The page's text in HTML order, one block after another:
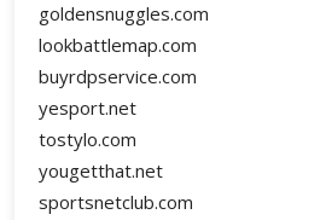
goldensnuggles.com
lookbattlemap.com
buyrdpservice.com
yesport.net
tostylo.com
yougetthat.net
sportsnetclub.com